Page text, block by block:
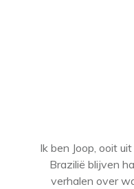
Ik ben Joop, ooit
Brazilië blijven
verhalen over